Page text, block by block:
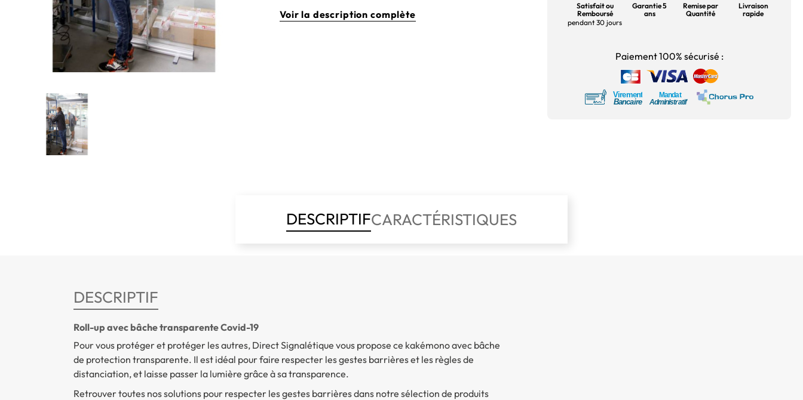
Voir la description complète
Satisfait ou
Remboursé
pendant 30 jours
Garantie 5
ans
Remise par
Quantité
Livraison
rapide
Paiement 100% sécurisé :
DESCRIPTIFCARACTÉRISTIQUES
DESCRIPTIF
Roll-up avec bâche transparente Covid-19
Pour vous protéger et protéger les autres, Direct Signalétique vous propose ce kakémono avec bâche
de protection transparente. Il est idéal pour faire respecter les gestes barrières et les règles de
distanciation, et laisse passer la lumière grâce à sa transparence.
Retrouver toutes nos solutions pour respecter les gestes barrières dans notre sélection de produits